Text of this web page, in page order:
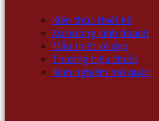
Kiến thức thiết kế
Xu hướng kinh doanh
Mẫu thiết kế đẹp
Thương hiệu chuỗi
Kinh nghiệm mở quán